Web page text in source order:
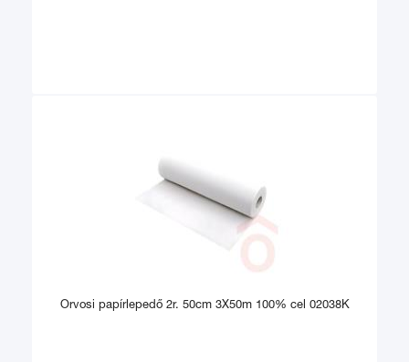
Orvosi papírlepedő 2r. 50cm 3X50m 100% cel 02038K